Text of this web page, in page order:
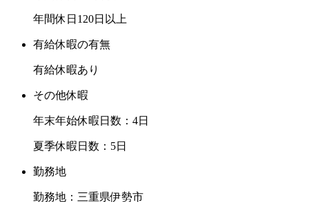
年間休日120日以上
有給休暇の有無
有給休暇あり
その他休暇
年末年始休暇日数：4日
夏季休暇日数：5日
勤務地
勤務地：三重県伊勢市